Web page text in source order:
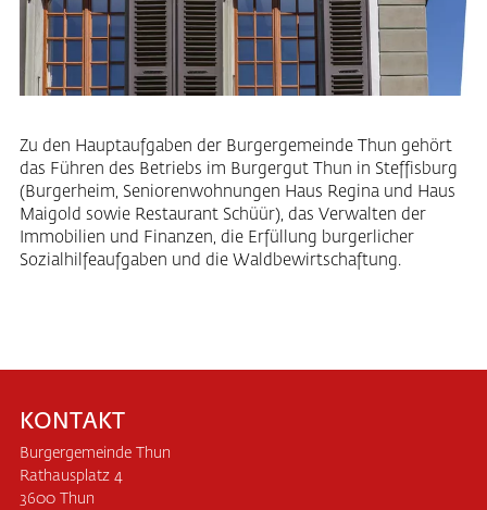
Zu den Hauptaufgaben der Burgergemeinde Thun gehört
das Führen des Betriebs im Burgergut Thun in Steffisburg
(Burgerheim, Seniorenwohnungen Haus Regina und Haus
Maigold sowie Restaurant Schüür), das Verwalten der
Immobilien und Finanzen, die Erfüllung burgerlicher
Sozialhilfeaufgaben und die Waldbewirtschaftung.
KONTAKT
Burgergemeinde Thun
Rathausplatz 4
3600 Thun